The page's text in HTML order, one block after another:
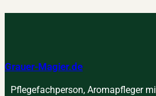
Grauer-Magier.de
Pflegefachperson, Aromapfleger